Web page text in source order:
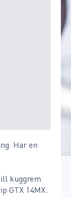
Har en
kuggrem
GTX 14MX.